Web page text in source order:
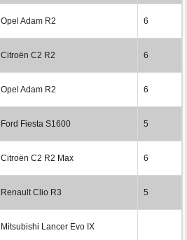
Opel Adam R2 6
Citroën C2 R2 6
Opel Adam R2 6
Ford Fiesta S1600 5
Citroën C2 R2 Max 6
Renault Clio R3 5
Mitsubishi Lancer Evo IX